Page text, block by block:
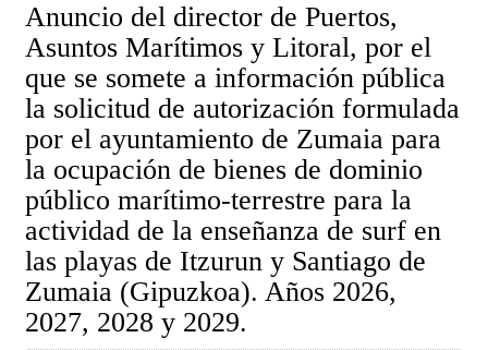
Anuncio del director de Puertos,
Asuntos Marítimos y Litoral, por el
que se somete a información pública
la solicitud de autorización formulada
por el ayuntamiento de Zumaia para
la ocupación de bienes de dominio
público marítimo-terrestre para la
actividad de la enseñanza de surf en
las playas de Itzurun y Santiago de
Zumaia (Gipuzkoa). Años 2026,
2027, 2028 y 2029.